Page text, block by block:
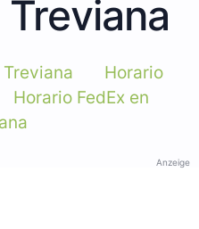
Horario
Horario FedEx en
Anzeige